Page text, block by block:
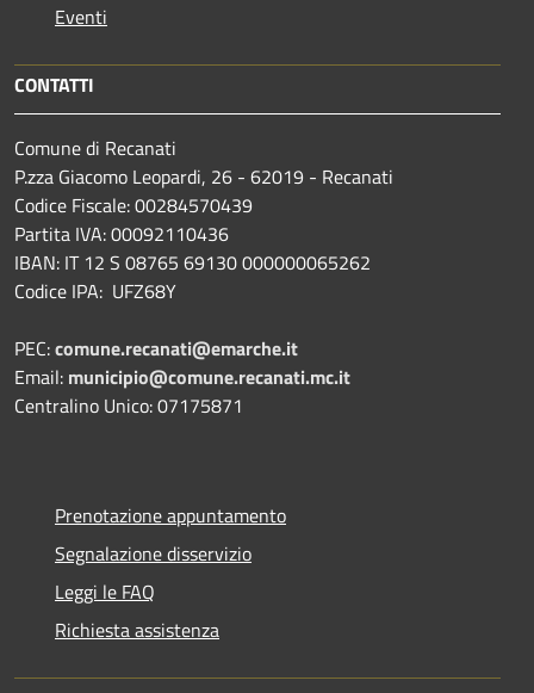
Eventi
CONTATTI
Comune di Recanati
P.zza Giacomo Leopardi, 26 - 62019 - Recanati
Codice Fiscale: 00284570439
Partita IVA: 00092110436
IBAN: IT 12 S 08765 69130 000000065262
Codice IPA: UFZ68Y
PEC:comune.recanati@emarche.it
Email: municipio@comune.recanati.mc.it
Centralino Unico: 07175871
Prenotazione appuntamento
Segnalazione disservizio
Leggi le FAQ
Richiesta assistenza